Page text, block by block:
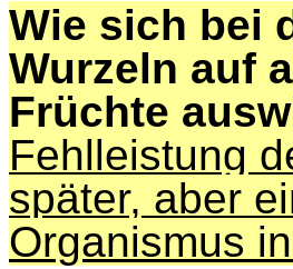
Wie sich bei
Wurzeln auf
Früchte
Fehlleistung
später, aber
Organismus